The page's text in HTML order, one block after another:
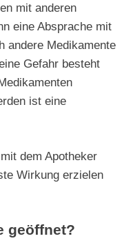
mit anderen
eine Absprache mit
andere Medikamente
Gefahr besteht
ist eine
dem Apotheker
Wirkung erzielen
geöffnet?